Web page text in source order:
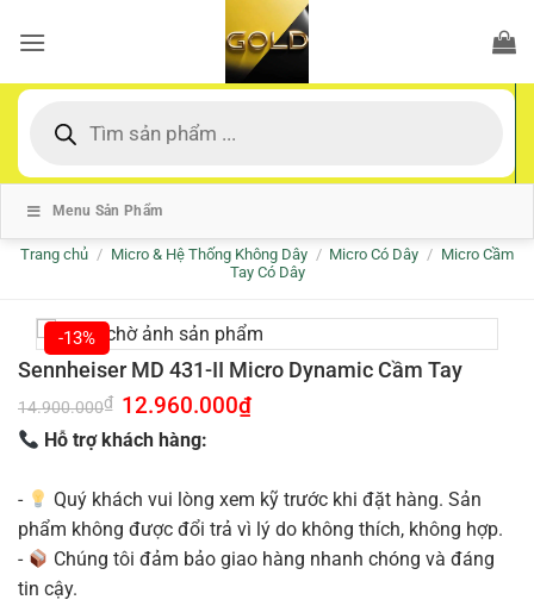
qua
dung
kiếm
Menu Sản Phẩm
Trang chủ / Micro & Hệ Thống Không Dây / Micro Có Dây / Micro Cầm
Tay Có Dây
-13%
Sennheiser MD 431-II Micro Dynamic Cầm Tay
14.900.000₫ Giá
gốc
là:
14.900.000₫.
12.960.000₫Giá
Hỗ trợ khách hàng:
-
Quý khách vui lòng xem kỹ trước khi đặt hàng. Sản
phẩm không được đổi trả vì lý do không thích, không hợp.
-
Chúng tôi đảm bảo giao hàng nhanh chóng và đáng
tin cậy.